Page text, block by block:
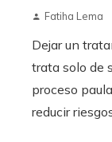
Fatiha Lema
Dejar un
trata solo de
proceso
reducir